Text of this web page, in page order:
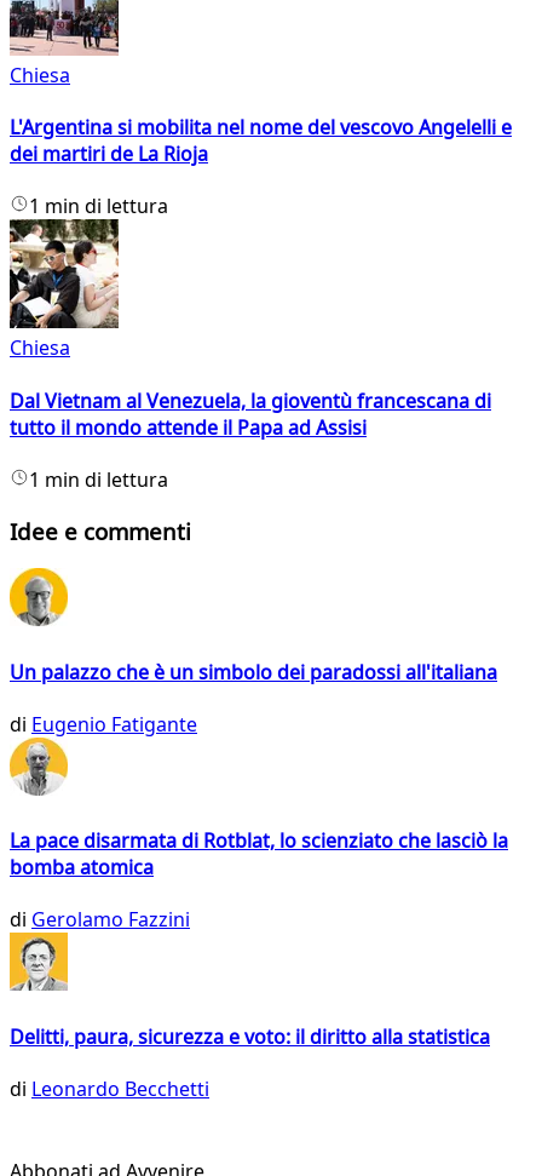
Chiesa
L'Argentina si mobilita nel nome del vescovo Angelelli e
dei martiri de La Rioja
1 min di lettura
Chiesa
Dal Vietnam al Venezuela, la gioventù francescana di
tutto il mondo attende il Papa ad Assisi
1 min di lettura
Idee e commenti
Un palazzo che è un simbolo dei paradossi all'italiana
di Eugenio Fatigante
La pace disarmata di Rotblat, lo scienziato che lasciò la
bomba atomica
di Gerolamo Fazzini
Delitti, paura, sicurezza e voto: il diritto alla statistica
di Leonardo Becchetti